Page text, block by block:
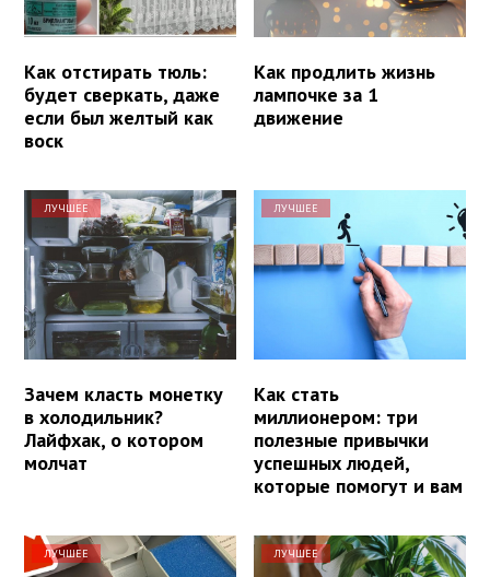
Как отстирать тюль:
будет сверкать, даже
если был желтый как
воск
Как продлить жизнь
лампочке за 1
движение
ЛУЧШЕЕ
Зачем класть монетку
в холодильник?
Лайфхак, о котором
молчат
ЛУЧШЕЕ
Как стать
миллионером: три
полезные привычки
успешных людей,
которые помогут и вам
ЛУЧШЕЕ ЛУЧШЕЕ